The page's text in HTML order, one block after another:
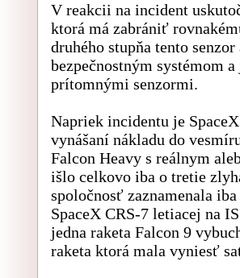
V reakcii na incident
ktorá má zabrániť
druhého stupňa tento
bezpečnostným systémom
prítomnými senzormi.
Napriek incidentu je
vynášaní nákladu do
Falcon Heavy s reálnym
išlo celkovo iba o tretie
spoločnosť zaznamenala
SpaceX CRS-7 letiacej na
jedna raketa Falcon 9
raketa ktorá mala vyniesť